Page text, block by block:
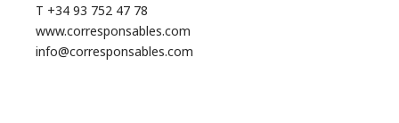
T +34 93 752 47 78
www.corresponsables.com
info@corresponsables.com